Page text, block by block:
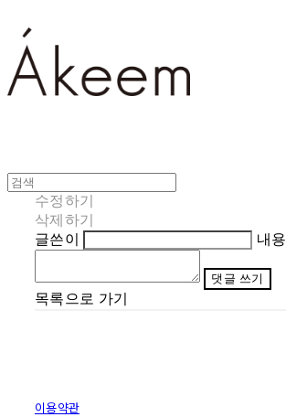
수정하기
삭제하기
글쓴이
내용
댓글 쓰기
목록으로 가기
이용약관